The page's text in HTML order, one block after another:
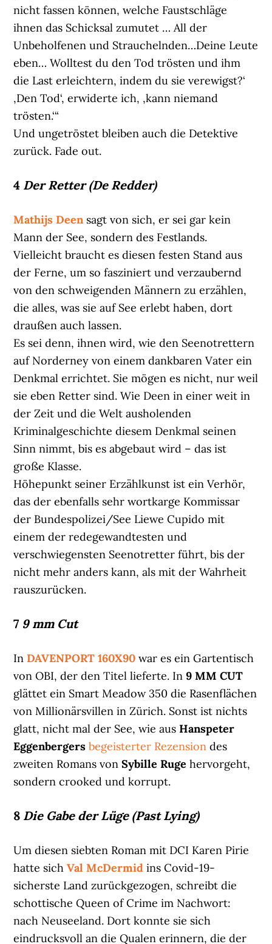
nicht fassen können, welche Faustschläge
ihnen das Schicksal zumutet … All der
Unbeholfenen und Strauchelnden…Deine Leute
eben… Wolltest du den Tod trösten und ihm
die Last erleichtern, indem du sie verewigst?‘
‚Den Tod‘, erwiderte ich, ‚kann niemand
trösten.‘“
Und ungetröstet bleiben auch die Detektive
zurück. Fade out.
4 Der Retter (De Redder)
Mathijs Deen sagt von sich, er sei gar kein
Mann der See, sondern des Festlands.
Vielleicht braucht es diesen festen Stand aus
der Ferne, um so fasziniert und verzaubernd
von den schweigenden Männern zu erzählen,
die alles, was sie auf See erlebt haben, dort
draußen auch lassen.
Es sei denn, ihnen wird, wie den Seenotrettern
auf Norderney von einem dankbaren Vater ein
Denkmal errichtet. Sie mögen es nicht, nur weil
sie eben Retter sind. Wie Deen in einer weit in
der Zeit und die Welt ausholenden
Kriminalgeschichte diesem Denkmal seinen
Sinn nimmt, bis es abgebaut wird – das ist
große Klasse.
Höhepunkt seiner Erzählkunst ist ein Verhör,
das der ebenfalls sehr wortkarge Kommissar
der Bundespolizei/See Liewe Cupido mit
einem der redegewandtesten und
verschwiegensten Seenotretter führt, bis der
nicht mehr anders kann, als mit der Wahrheit
rauszurücken.
7 9 mm Cut
In DAVENPORT 160X90 war es ein Gartentisch
von OBI, der den Titel lieferte. In9 MM CUT
glättet ein Smart Meadow 350 die Rasenflächen
von Millionärsvillen in Zürich. Sonst ist nichts
glatt, nicht mal der See, wie ausHanspeter
Eggenbergers begeisterter Rezension des
zweiten Romans vonSybille Ruge hervorgeht,
sondern crooked und korrupt.
8 Die Gabe der Lüge (Past Lying)
Um diesen siebten Roman mit DCI Karen Pirie
hatte sichVal McDermid ins Covid-19-
sicherste Land zurückgezogen, schreibt die
schottische Queen of Crime im Nachwort:
nach Neuseeland. Dort konnte sie sich
eindrucksvoll an die Qualen erinnern, die der